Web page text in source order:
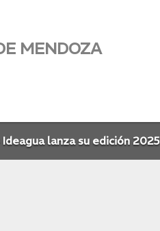
MENDOZA
Ideagua lanza su edición 2025